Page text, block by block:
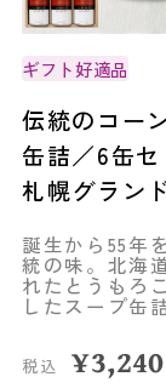
ギフト好適品
伝統のコー
缶詰／6缶
札幌グラン
誕生から55年
統の味。北海
れたとうもろ
したスープ缶詰
税込 ¥3,240